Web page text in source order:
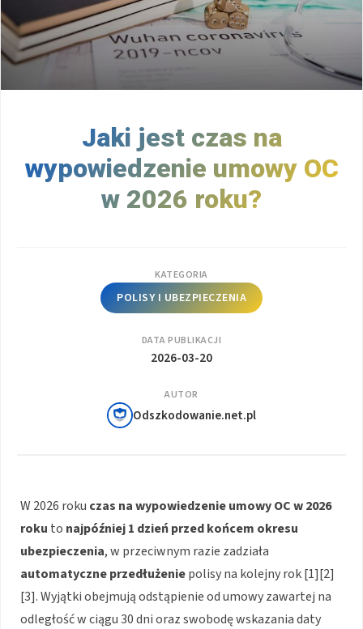
Jaki jest czas na
wypowiedzenie umowy OC
w 2026 roku?
KATEGORIA
POLISY I UBEZPIECZENIA
DATA PUBLIKACJI
2026-03-20
AUTOR
Odszkodowanie.net.pl
W 2026 roku czas na wypowiedzenie umowy OC w 2026
roku to najpóźniej 1 dzień przed końcem okresu
ubezpieczenia, w przeciwnym razie zadziała
automatyczne przedłużeniepolisy na kolejny rok [1][2]
[3]. Wyjątki obejmują odstąpienie od umowy zawartej na
odległość w ciągu 30 dni oraz swobodę wskazania daty